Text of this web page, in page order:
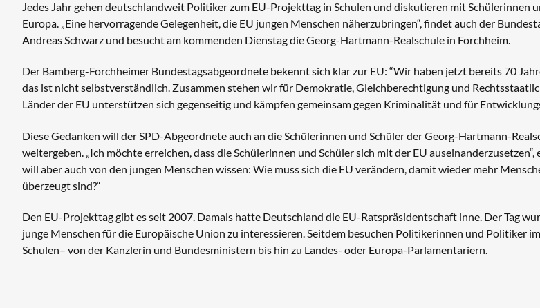
Jedes Jahr gehen deutschlandweit Politiker zum EU-Projekttag in Schulen und diskutieren mit Schülerinnen
Europa. „Eine hervorragende Gelegenheit, die EU jungen Menschen näherzubringen“, findet auch der
Andreas Schwarz und besucht am kommenden Dienstag die Georg-Hartmann-Realschule in Forchheim.
Der Bamberg-Forchheimer Bundestagsabgeordnete bekennt sich klar zur EU: “Wir haben jetzt bereits 70
das ist nicht selbstverständlich. Zusammen stehen wir für Demokratie, Gleichberechtigung und
Länder der EU unterstützen sich gegenseitig und kämpfen gemeinsam gegen Kriminalität und für
Diese Gedanken will der SPD-Abgeordnete auch an die Schülerinnen und Schüler der Georg-Hartmann-
weitergeben. „Ich möchte erreichen, dass die Schülerinnen und Schüler sich mit der EU auseinanderzusetzen“,
will aber auch von den jungen Menschen wissen: Wie muss sich die EU verändern, damit wieder mehr
überzeugt sind?“
Den EU-Projekttag gibt es seit 2007. Damals hatte Deutschland die EU-Ratspräsidentschaft inne. Der Tag
junge Menschen für die Europäische Union zu interessieren. Seitdem besuchen Politikerinnen und Politiker
Schulen– von der Kanzlerin und Bundesministern bis hin zu Landes- oder Europa-Parlamentariern.